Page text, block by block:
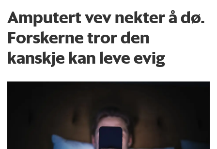
Amputert vev nekter å dø.
Forskerne tror den
kanskje kan leve evig